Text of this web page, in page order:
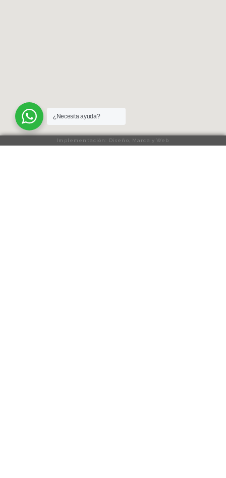
¿Necesita ayuda?
Implementación: Diseño, Marca y Web